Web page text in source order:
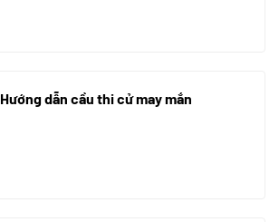
Hướng dẫn cầu thi cử may mắn